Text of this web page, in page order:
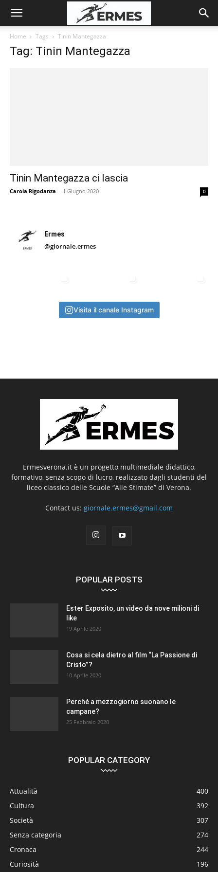
Home Tags Tinin Mantegazza
Tag: Tinin Mantegazza
Tinin Mantegazza ci lascia
Carola Rigodanza - 1 Giugno 2020 0
Ermes
@giornale.ermes
Visita il canale Instagram
Ermesverona.it è un progetto multimediale didattico,
formativo, senza scopo di lucro, realizzato dagli studenti del
liceo classico delle Scuole “Alle Stimate” di Verona.
Contact us: giornale.ermes@gmail.com
POPULAR POSTS
Ester Exposito, un video da nove milioni di
like
19 Aprile 2020
Cosa si cela dietro al film “La Passione di
Cristo”?
10 Aprile 2020
Perché a mezzogiorno suonano le
campane?
25 Febbraio 2020
POPULAR CATEGORY
Attualità
400
Cultura
392
Società
307
Senza categoria
274
Cronaca
244
Curiosità
196